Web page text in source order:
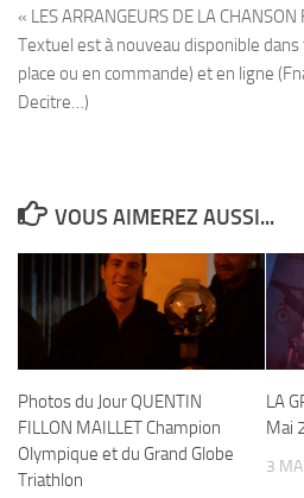
« LES ARRANGEURS DE LA
Textuel est à nouveau disponible
place ou en commande) et en ligne
Decitre…)
VOUS AIMEREZ AUSSI...
Photos du Jour QUENTIN
FILLON MAILLET Champion
Olympique et du Grand Globe
Triathlon
LA
Mai
3